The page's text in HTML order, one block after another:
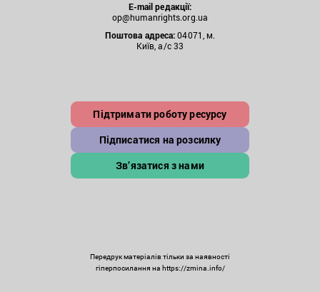
E-mail редакції:
op@humanrights.org.ua
Поштова адреса:04071, м.
Київ, а/с 33
Підтримати роботу ресурсу
Підписатися на розсилку
Зв’язатися з нами
Передрук матеріалів тільки за наявності
гіперпосилання на https://zmina.info/